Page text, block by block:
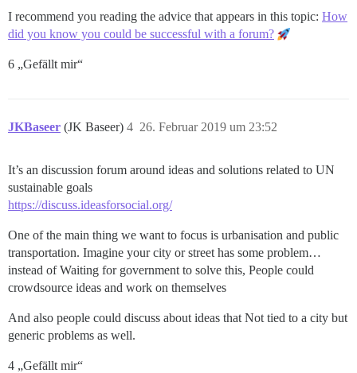
I recommend you reading the advice that appears in this topic: How
did you know you could be successful with a forum?
6 „Gefällt mir“
JKBaseer (JK Baseer) 26. Februar 2019 um 23:52
4
It’s an discussion forum around ideas and solutions related to UN
sustainable goals
https://discuss.ideasforsocial.org/
One of the main thing we want to focus is urbanisation and public
transportation. Imagine your city or street has some problem…
instead of Waiting for government to solve this, People could
crowdsource ideas and work on themselves
And also people could discuss about ideas that Not tied to a city but
generic problems as well.
4 „Gefällt mir“